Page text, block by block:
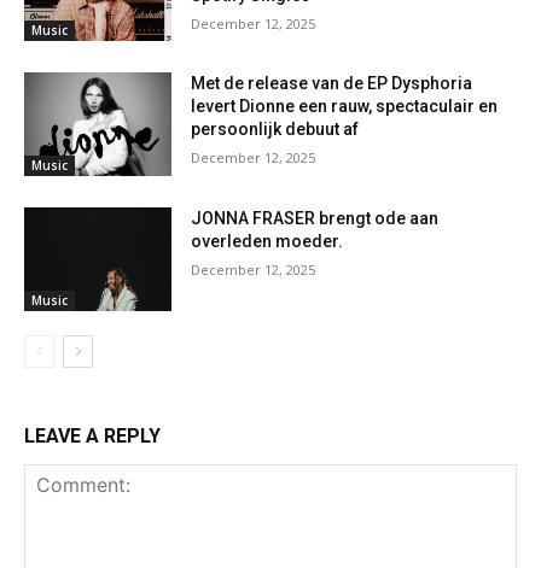
Music December 12, 2025
Music
Met de release van de EP Dysphoria
levert Dionne een rauw, spectaculair en
persoonlijk debuut af
December 12, 2025
Music
JONNA FRASER brengt ode aan
overleden moeder.
December 12, 2025
LEAVE A REPLY